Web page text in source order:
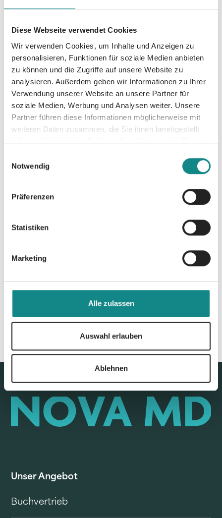
Diese Webseite verwendet Cookies
Wir verwenden Cookies, um Inhalte und Anzeigen zu
personalisieren, Funktionen für soziale Medien anbieten
zu können und die Zugriffe auf unsere Website zu
analysieren. Außerdem geben wir Informationen zu Ihrer
Verwendung unserer Website an unsere Partner für
soziale Medien, Werbung und Analysen weiter. Unsere
Partner führen diese Informationen möglicherweise mit
weiteren Daten zusammen, die Sie ihnen bereitgestellt
haben oder die sie im Rahmen Ihrer Nutzung der Dienste
Notwendig
Präferenzen
Statistiken
Marketing
Alle zulassen
Auswahl erlauben
Ablehnen
Mädchen' ist ein Buch über eine junge Frau,
die ihrer eigenen Geschichte auf der Spur ist
und verzweifelt um ihre Identität kämpft. Sie
ist eine Grenzgängerin, unterwegs an
Grenzen zwischen Leben und Tod, zwischen
Traum und Wirklichkeit.
Unser Angebot
Buchvertrieb